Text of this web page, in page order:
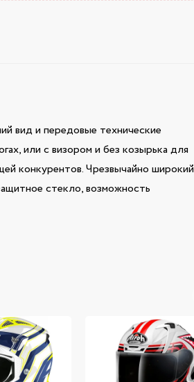
вид и передовые технические
или с визором и без козырька для
конкурентов. Чрезвычайно широкий
стекло, возможность